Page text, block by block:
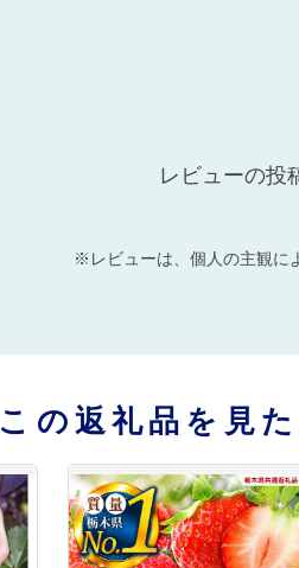
レビューの投
※レビューは、個人の主観に
この返礼品を見